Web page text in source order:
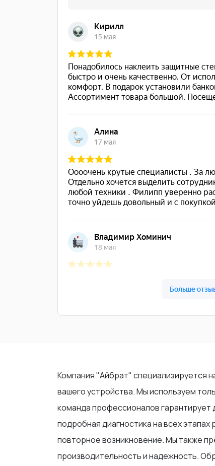
Компания "Айбрат" специализируется
вашего устройства. Мы используем
команда профессионалов
подробная диагностика на всех
повторное возникновение. Мы также
производительность и надежность.